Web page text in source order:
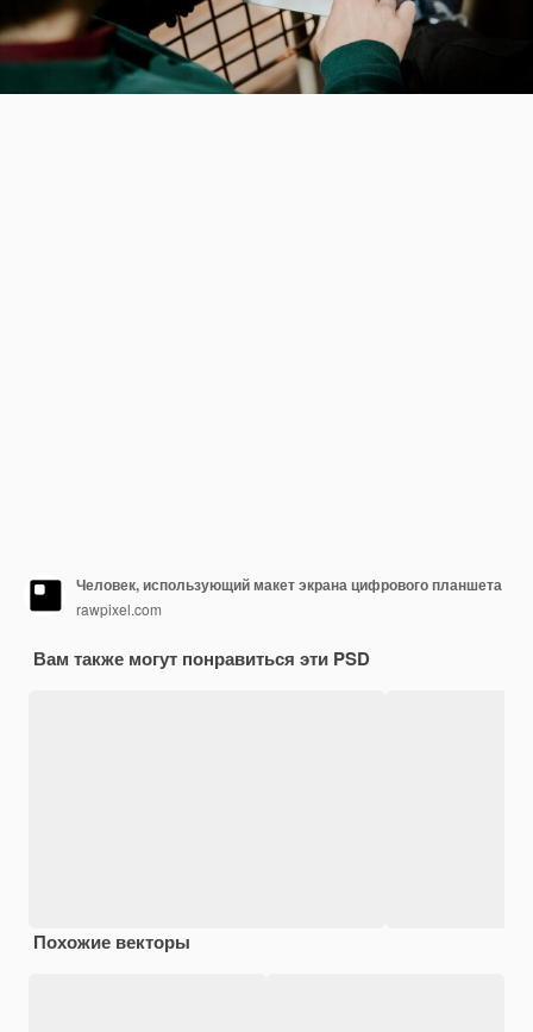
Человек, использующий макет экрана цифрового планшета
rawpixel.com
Вам также могут понравиться эти PSD
Похожие векторы